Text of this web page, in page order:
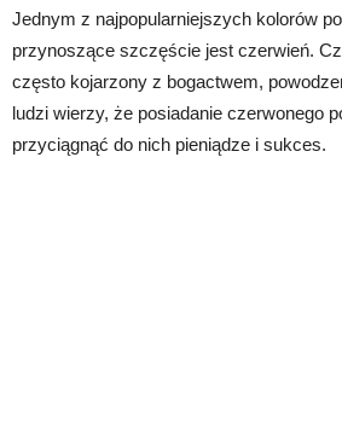
Jednym z najpopularniejszych kolorów
przynoszące szczęście jest czerwień.
często kojarzony z bogactwem,
ludzi wierzy, że posiadanie czerwonego
przyciągnąć do nich pieniądze i sukces.